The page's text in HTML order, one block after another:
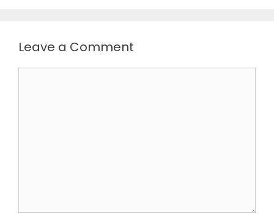
Leave a Comment